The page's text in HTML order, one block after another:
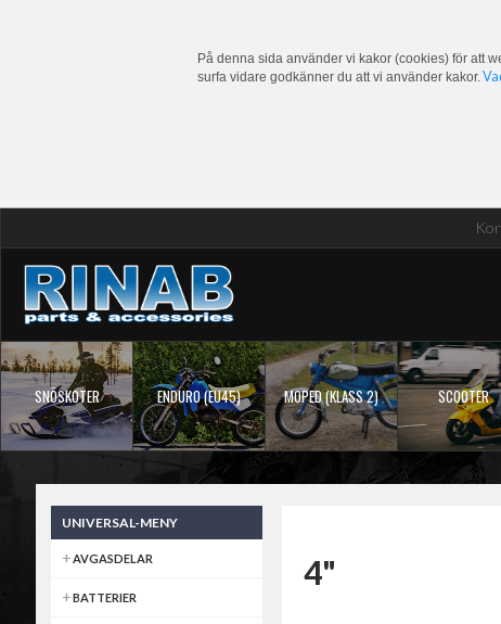
På denna sida använder vi kakor (cookies) för att
surfa vidare godkänner du att vi använder kakor.
SNÖSKOTER ENDURO (EU45) MOPED (KLASS 2) SCOOTER
UNIVERSAL-MENY
AVGASDELAR
BATTERIER
4"